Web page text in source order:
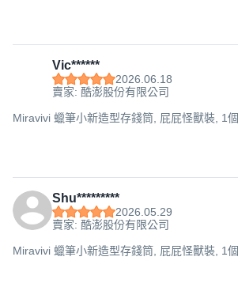
Vic******
2026.06.18
賣家: 酷澎股份有限公司
Miravivi 蠟筆小新造型存錢筒, 屁屁怪獸裝, 1個
Shu*********
2026.05.29
賣家: 酷澎股份有限公司
Miravivi 蠟筆小新造型存錢筒, 屁屁怪獸裝, 1個